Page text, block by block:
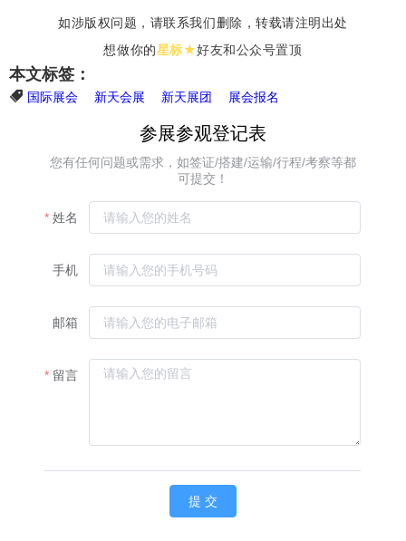
如涉版权问题，请联系我们删除，转载请注明出处
想做你的星标★好友和公众号置顶
本文标签：
国际展会 新天会展 新天展团 展会报名